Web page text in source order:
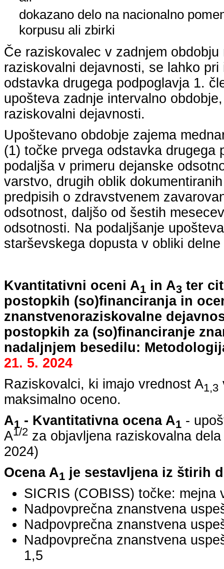
dokazano delo na nacionalno
korpusu ali zbirki
Če raziskovalec v zadnjem
raziskovalni dejavnosti, se lahko
odstavka drugega podpoglavja 1.
upošteva zadnje intervalno
raziskovalni dejavnosti.
Upoštevano obdobje zajema
(1) točke prvega odstavka drugega
podaljša v primeru dejanske
varstvo, drugih oblik
predpisih o zdravstvenem
odsotnost, daljšo od šestih
odsotnosti. Na podaljšanje
starševskega dopusta v obliki
Kvantitativni oceni A1 in A3 ter
postopkih (so)financiranja in
znanstvenoraziskovalne
postopkih za (so)financiranje
nadaljnjem besedilu:
21. 5. 2024
Raziskovalci, ki imajo vrednost A1,3
maksimalno oceno.
A1 - Kvantitativna ocena A1 -
A1/2 za objavljena raziskovalna
2024)
Ocena A1 je sestavljena iz štirih
SICRIS (COBISS) točke: mejna
Nadpovprečna znanstvena
Nadpovprečna znanstvena
Nadpovprečna znanstvena
1,5